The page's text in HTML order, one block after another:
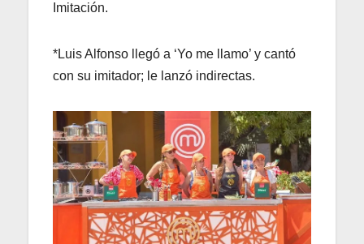
Imitación.
*Luis Alfonso llegó a ‘Yo me llamo’ y cantó
con su imitador; le lanzó indirectas.